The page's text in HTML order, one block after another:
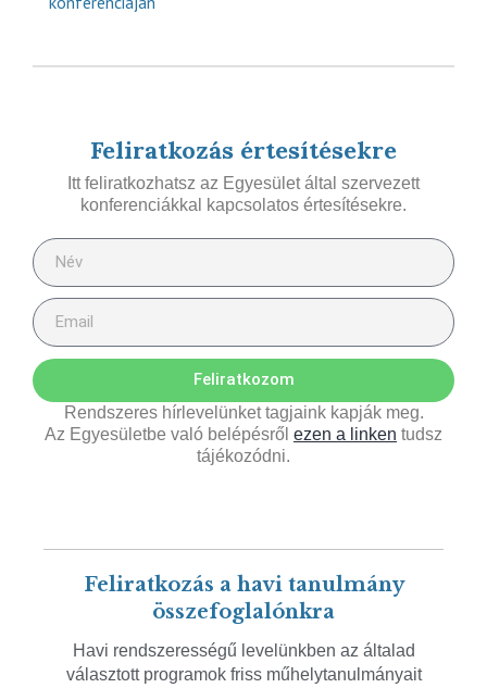
Feliratkozás értesítésekre
Itt feliratkozhatsz az Egyesület által szervezett
konferenciákkal kapcsolatos értesítésekre.
Feliratkozom
Rendszeres hírlevelünket tagjaink kapják meg.
Az Egyesületbe való belépésről ezen a linken tudsz
tájékozódni.
Feliratkozás a havi tanulmány
összefoglalónkra
Havi rendszerességű levelünkben az általad
választott programok friss műhelytanulmányait